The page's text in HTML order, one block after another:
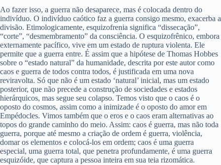
Ao fazer isso, a guerra não desaparece, mas é colocada dentro do
indivíduo. O indivíduo caótico faz a guerra consigo mesmo, exacerba a
divisão. Etimologicamente, esquizofrenia significa “dissecação”,
“corte”, “desmembramento” da consciência. O esquizofrênico, embora
externamente pacífico, vive em um estado de ruptura violenta. Ele
permite que a guerra entre. É assim que a hipótese de Thomas Hobbes
sobre o “estado natural” da humanidade, descrita por este autor como
caos e guerra de todos contra todos, é justificada em uma nova
reviravolta. Só que não é um estado ‘natural’ inicial, mas um estado
posterior, que não precede a construção de sociedades e estados
hierárquicos, mas segue seu colapso. Temos visto que o caos é o
oposto do cosmos, assim como a inimizade é o oposto do amor em
Empédocles. Vimos também que o eros e o caos eram alternativas ao
topos do grande caminho do meio. Assim: caos é guerra, mas não toda
guerra, porque até mesmo a criação de ordem é guerra, violência,
domar os elementos e colocá-los em ordem; caos é uma guerra
especial, uma guerra total, que penetra profundamente, é uma guerra
esquizóide, que captura a pessoa inteira em sua teia rizomática.